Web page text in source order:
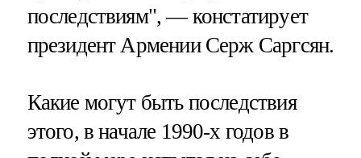
последствиям", — констатирует
президент Армении Серж Саргсян.
Какие могут быть последствия
этого, в начале 1990-х годов в